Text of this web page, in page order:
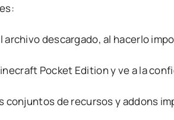
archivo descargado, al hacerlo
Pocket Edition y ve a la
conjuntos de recursos y addons